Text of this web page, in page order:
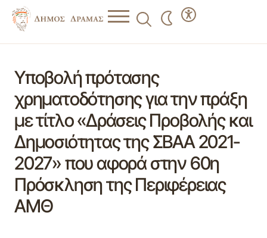
Υποβολή πρότασης
χρηματοδότησης για την πράξη
με τίτλο «Δράσεις Προβολής και
Δημοσιότητας της ΣΒΑΑ 2021-
2027» που αφορά στην 60η
Πρόσκληση της Περιφέρειας
ΑΜΘ